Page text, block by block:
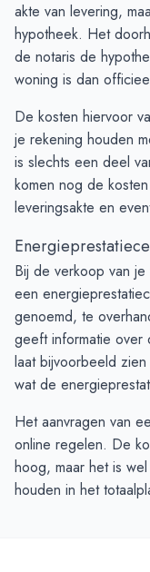
akte van levering,
hypotheek. Het
de notaris de
woning is dan
De kosten hiervoor
je rekening houden
is slechts een deel
komen nog de
leveringsakte en
Bij de verkoop van
een
genoemd, te
geeft informatie over
laat bijvoorbeeld
wat de
Het aanvragen van
online regelen. De
hoog, maar het is
houden in het